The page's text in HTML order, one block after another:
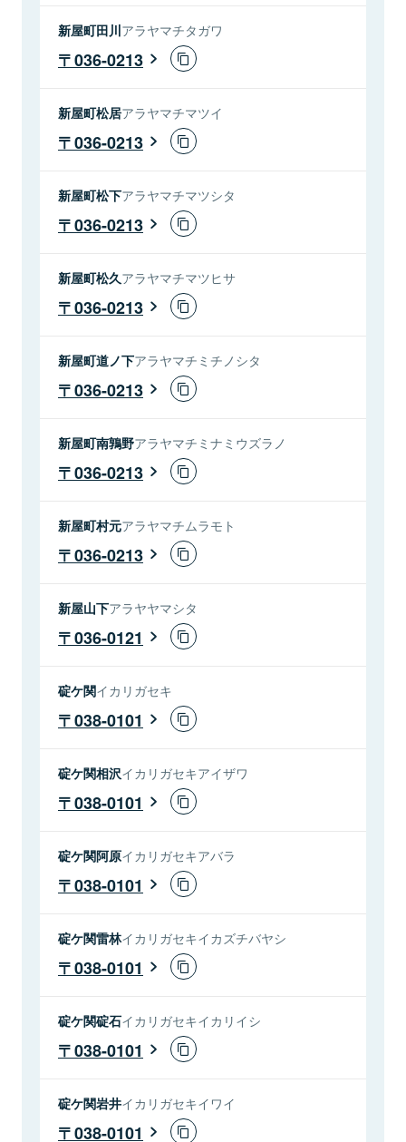
新屋町田川アラヤマチタガワ
036-0213
新屋町松居アラヤマチマツイ
036-0213
新屋町松下アラヤマチマツシタ
036-0213
新屋町松久アラヤマチマツヒサ
036-0213
新屋町道ノ下アラヤマチミチノシタ
036-0213
新屋町南鶉野アラヤマチミナミウズラノ
036-0213
新屋町村元アラヤマチムラモト
036-0213
新屋山下アラヤヤマシタ
036-0121
碇ケ関イカリガセキ
038-0101
碇ケ関相沢イカリガセキアイザワ
038-0101
碇ケ関阿原イカリガセキアバラ
038-0101
碇ケ関雷林イカリガセキイカズチバヤシ
038-0101
碇ケ関碇石イカリガセキイカリイシ
038-0101
碇ケ関岩井イカリガセキイワイ
038-0101